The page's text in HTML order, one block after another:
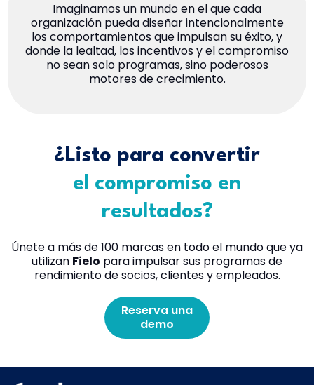
Imaginamos un mundo en el que cada
organización pueda diseñar intencionalmente
los comportamientos que impulsan su éxito, y
donde la lealtad, los incentivos y el compromiso
no sean solo programas, sino poderosos
motores de crecimiento.
¿Listo para convertir
el compromiso en
resultados?
Únete a más de 100 marcas en todo el mundo que ya
utilizan Fielo para impulsar sus programas de
rendimiento de socios, clientes y empleados.
Reserva una
demo